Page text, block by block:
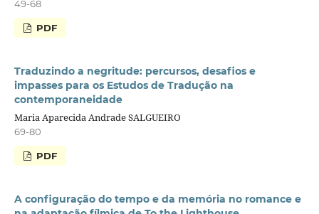
49-68
PDF
Traduzindo a negritude: percursos, desafios e
impasses para os Estudos de Tradução na
contemporaneidade
Maria Aparecida Andrade SALGUEIRO
69-80
PDF
A configuração do tempo e da memória no romance e